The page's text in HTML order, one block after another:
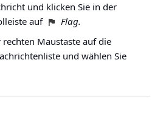
und klicken Sie in der
auf
Flag.
Maustaste auf die
und wählen Sie